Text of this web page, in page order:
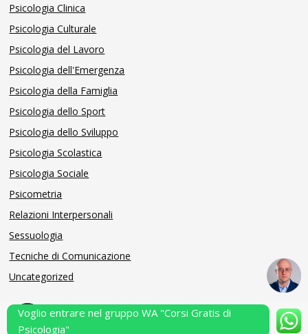
Psicologia Clinica
Psicologia Culturale
Psicologia del Lavoro
Psicologia dell'Emergenza
Psicologia della Famiglia
Psicologia dello Sport
Psicologia dello Sviluppo
Psicologia Scolastica
Psicologia Sociale
Psicometria
Relazioni Interpersonali
Sessuologia
Tecniche di Comunicazione
Uncategorized
Powered by Performarsi S.a.s.
Voglio entrare nel gruppo WA "Corsi Gratis di
Psicologia"